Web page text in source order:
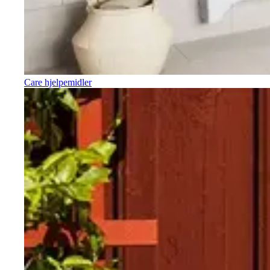
Care hjelpemidler